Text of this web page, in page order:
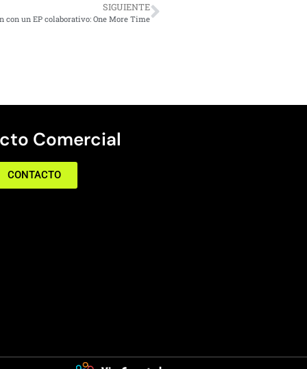
SIGUIENTE
con un EP colaborativo: One More Time
Comercial
CONTACTO